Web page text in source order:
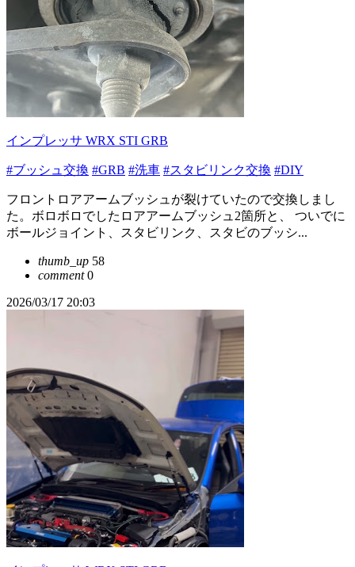
インプレッサ WRX STI GRB
#ブッシュ交換 #GRB #洗車 #スタビリンク交換 #DIY
フロントロアアームブッシュが裂けていたので交換しまし
た。ボロボロでしたロアアームブッシュ2箇所と、 ついでに
ボールジョイント、スタビリンク、スタビのブッシ...
thumb_up 58
comment0
2026/03/17 20:03